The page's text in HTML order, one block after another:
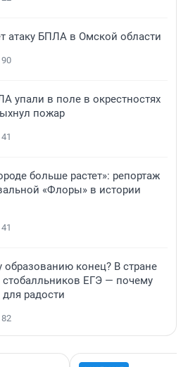
атаку БПЛА в Омской области
90
упали в поле в окрестностях
пожар
41
больше растет»: репортаж
«Флоры» в истории
41
образованию конец? В стране
стобалльников ЕГЭ — почему
радости
82